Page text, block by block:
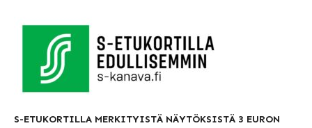
S-ETUKORTILLA MERKITYISTÄ NÄYTÖKSISTÄ 3 EURON